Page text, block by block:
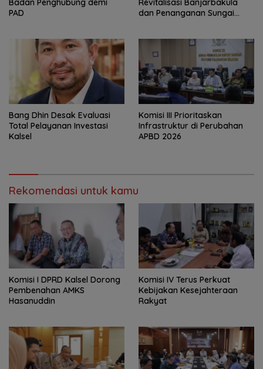
Badan Penghubung demi
PAD
Revitalisasi Banjarbakula
dan Penanganan Sungai
‎Bang Dhin Desak Evaluasi
Total Pelayanan Investasi
Kalsel
‎Komisi III Prioritaskan
Infrastruktur di Perubahan
APBD 2026
Rekomendasi untuk kamu
Komisi I DPRD Kalsel Dorong
Pembenahan AMKS
Hasanuddin
Komisi IV Terus Perkuat
Kebijakan Kesejahteraan
Rakyat